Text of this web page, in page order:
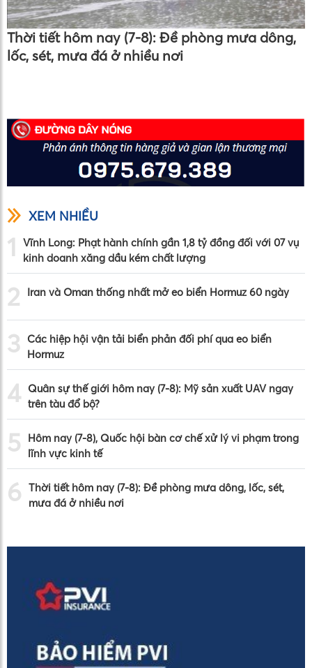
Thời tiết hôm nay (7-8): Đề phòng mưa dông,
lốc, sét, mưa đá ở nhiều nơi
XEM NHIỀU
1
Vĩnh Long: Phạt hành chính gần 1,8 tỷ đồng đối với 07 vụ
kinh doanh xăng dầu kém chất lượng
2 Iran và Oman thống nhất mở eo biển Hormuz 60 ngày
3 Các hiệp hội vận tải biển phản đối phí qua eo biển
Hormuz
4 Quân sự thế giới hôm nay (7-8): Mỹ sản xuất UAV ngay
trên tàu đổ bộ?
5
Hôm nay (7-8), Quốc hội bàn cơ chế xử lý vi phạm trong
lĩnh vực kinh tế
6 Thời tiết hôm nay (7-8): Đề phòng mưa dông, lốc, sét,
mưa đá ở nhiều nơi